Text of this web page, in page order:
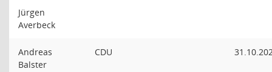
Jürgen
Averbeck
Andreas
Balster
CDU